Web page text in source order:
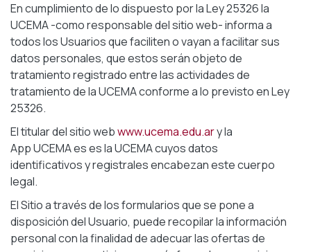
En cumplimiento de lo dispuesto por la Ley 25326 la
UCEMA -como responsable del sitio web- informa a
todos los Usuarios que faciliten o vayan a facilitar sus
datos personales, que estos serán objeto de
tratamiento registrado entre las actividades de
tratamiento de la UCEMA conforme a lo previsto en Ley
25326.
El titular del sitio webwww.ucema.edu.ary la
App UCEMA eses la UCEMA cuyos datos
identificativos y registrales encabezan este cuerpo
legal.
El Sitio a través de los formularios que se pone a
disposición del Usuario, puede recopilar la información
personal con la finalidad de adecuar las ofertas de